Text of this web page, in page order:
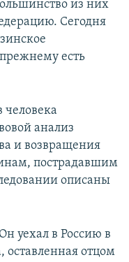
из них
Сегодня
есть
человека
анализ
и возвращения
пострадавшим
описаны
уехал в Россию в
оставленная отцом